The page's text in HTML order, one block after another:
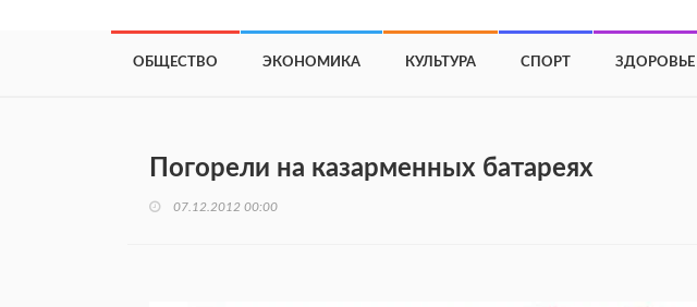
ОБЩЕСТВО ЭКОНОМИКА КУЛЬТУРА СПОРТ ЗДОРОВЬЕ
Погорели на казарменных батареях
07.12.2012 00:00